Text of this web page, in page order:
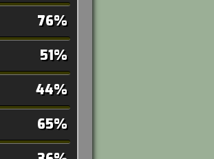
76%
51%
44%
65%